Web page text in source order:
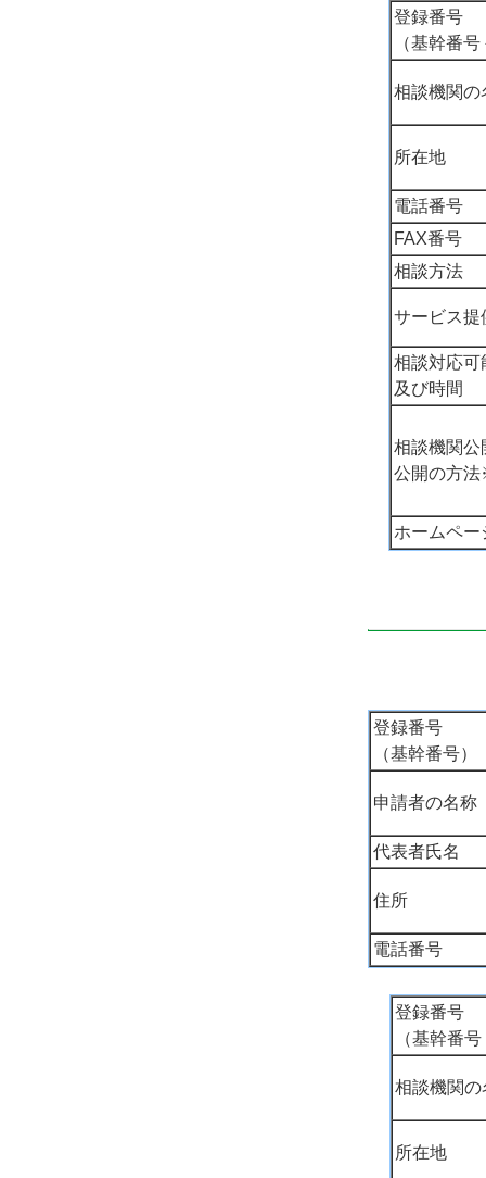
登録番号
（基幹番
相談機関の
所在地
電話番号
FAX番号
相談方法
サービス
相談対応可
及び時間
相談機関公
公開の方
ホームペー
登録番号
（基幹番号）
申請者の名称
代表者氏名
住所
電話番号
登録番号
（基幹番
相談機関の
所在地